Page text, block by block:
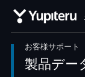
お客様サポート
製品デー